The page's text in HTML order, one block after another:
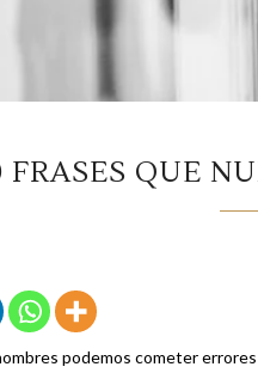
FRASES QUE
podemos cometer